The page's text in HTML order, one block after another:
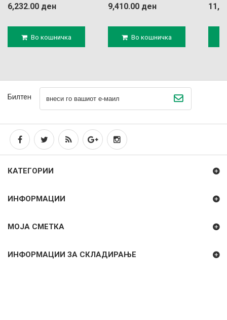
6,232.00 ден
Во кошничка
9,410.00 ден
Во кошничка
Билтен
КАТЕГОРИИ
ИНФОРМАЦИИ
МОЈА СМЕТКА
ИНФОРМАЦИИ ЗА СКЛАДИРАЊЕ